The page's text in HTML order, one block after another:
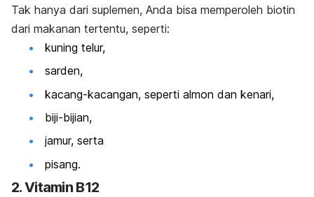
Tak hanya dari suplemen, Anda bisa memperoleh biotin
dari makanan tertentu, seperti:
kuning telur,
sarden,
kacang-kacangan, seperti almon dan kenari,
biji-bijian,
jamur, serta
pisang.
2. Vitamin B12